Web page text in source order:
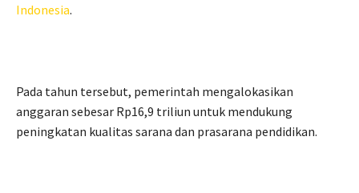
Indonesia.
Pada tahun tersebut, pemerintah mengalokasikan
anggaran sebesar Rp16,9 triliun untuk mendukung
peningkatan kualitas sarana dan prasarana pendidikan.